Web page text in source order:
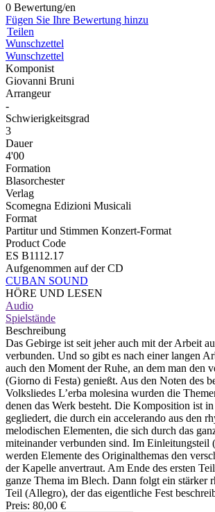
0 Bewertung/en
Fügen Sie Ihre Bewertung hinzu
Teilen
Wunschzettel
Wunschzettel
Komponist
Giovanni Bruni
Arrangeur
-
Schwierigkeitsgrad
3
Dauer
4'00
Formation
Blasorchester
Verlag
Scomegna Edizioni Musicali
Format
Partitur und Stimmen Konzert-Format
Product Code
ES B1112.17
Aufgenommen auf der CD
CUBAN SOUND
HÖRE UND LESEN
Audio
Spielstände
Beschreibung
Das Gebirge ist seit jeher auch mit der Arbeit
verbunden. Und so gibt es nach einer langen
auch den Moment der Ruhe, an dem man den
(Giorno di Festa) genießt. Aus den Noten des
Volksliedes L’erba molesina wurden die
denen das Werk besteht. Die Komposition ist
gegliedert, die durch ein accelerando aus den
melodischen Elementen, die sich durch das
miteinander verbunden sind. Im Einleitungsteil
werden Elemente des Originalthemas den
der Kapelle anvertraut. Am Ende des ersten
ganze Thema im Blech. Dann folgt ein stärker
Teil (Allegro), der das eigentliche Fest
Preis: 80,00 €